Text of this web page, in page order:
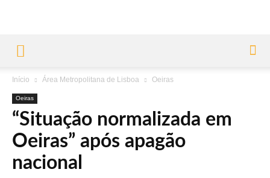
Início Área Metropolitana de Lisboa Oeiras
Oeiras
“Situação normalizada em
Oeiras” após apagão
nacional